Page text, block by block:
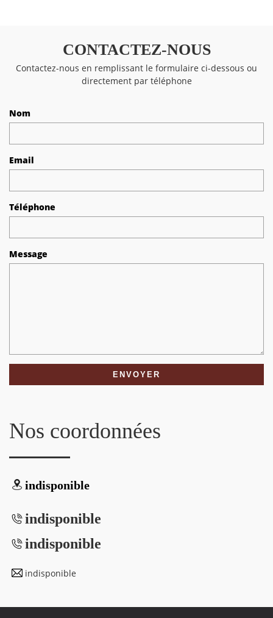
CONTACTEZ-NOUS
Contactez-nous en remplissant le formulaire ci-dessous ou
directement par téléphone
Nom
Email
Téléphone
Message
Nos coordonnées
indisponible
indisponible
indisponible
indisponible